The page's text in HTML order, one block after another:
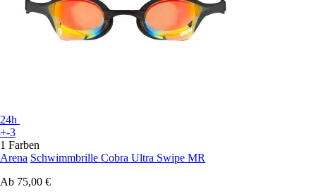
24h
+-3
1 Farben
Arena Schwimmbrille Cobra Ultra Swipe MR
Ab 75,00 €